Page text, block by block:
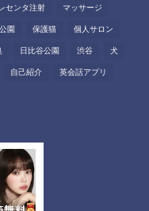
センタ注射 マッサージ
園 保護猫 個人サロン
日比谷公園 渋谷 犬
自己紹介 英会話アプリ